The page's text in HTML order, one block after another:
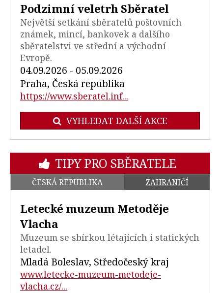
Podzimní veletrh Sběratel
Největší setkání sběratelů poštovních
známek, mincí, bankovek a dalšího
sběratelstvi ve střední a východní
Evropě.
04.09.2026 - 05.09.2026
Praha, Česká republika
https://www.sberatel.inf...
VYHLEDAT DALŠÍ AKCE
TIPY PRO SBĚRATELE
ČESKÁ REPUBLIKA ZAHRANIČÍ
Letecké muzeum Metoděje
Vlacha
Muzeum se sbírkou létajících i statických
letadel.
Mladá Boleslav, Středočeský kraj
www.letecke-muzeum-metodeje-
vlacha.cz/...